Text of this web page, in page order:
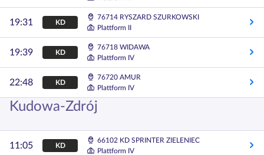
19:31 KD
76714 RYSZARD SZURKOWSKI
Plattform II
19:39 KD
76718 WIDAWA
Plattform IV
22:48 KD
76720 AMUR
Plattform IV
Kudowa-Zdrój
11:05 KD
66102 KD SPRINTER ZIELENIEC
Plattform IV